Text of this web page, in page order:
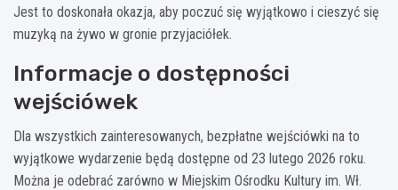
Jest to doskonała okazja, aby poczuć się wyjątkowo i cieszyć się
muzyką na żywo w gronie przyjaciółek.
Informacje o dostępności
wejściówek
Dla wszystkich zainteresowanych, bezpłatne wejściówki na to
wyjątkowe wydarzenie będą dostępne od 23 lutego 2026 roku.
Można je odebrać zarówno w Miejskim Ośrodku Kultury im. Wł.